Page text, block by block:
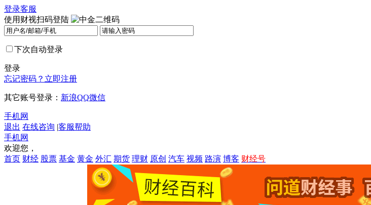
登录客服
使用财视扫码登陆
下次自动登录
登录
忘记密码？ 立即注册
其它账号登录： 新浪QQ微信
手机网
退出 在线咨询 |客服帮助
手机网
欢迎您，
首页 财经 股票 基金 黄金 外汇 期货 理财 原创 汽车 视频 路演 博客 财经号